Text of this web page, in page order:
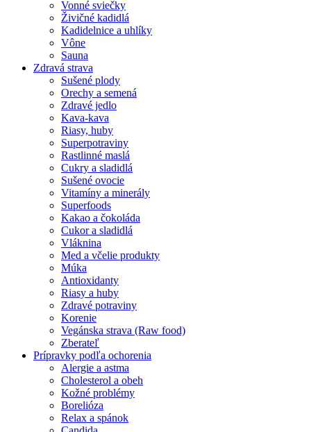
Vonné sviečky
Živičné kadidlá
Kadidelnice a uhlíky
Vône
Sauna
Zdravá strava
Sušené plody
Orechy a semená
Zdravé jedlo
Kava-kava
Riasy, huby
Superpotraviny
Rastlinné maslá
Cukry a sladidlá
Sušené ovocie
Vitamíny a minerály
Superfoods
Kakao a čokoláda
Cukor a sladidlá
Vláknina
Med a včelie produkty
Múka
Antioxidanty
Riasy a huby
Zdravé potraviny
Korenie
Vegánska strava (Raw food)
Zberateľ
Prípravky podľa ochorenia
Alergie a astma
Cholesterol a obeh
Kožné problémy
Borelióza
Relax a spánok